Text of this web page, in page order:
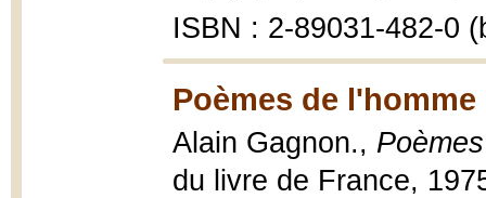
ISBN : 2-89031-482-0
Poèmes de l'homme
Alain Gagnon.,
du livre de France,